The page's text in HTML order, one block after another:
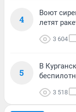
4
Воют
летят
3 604
5
В
3 518